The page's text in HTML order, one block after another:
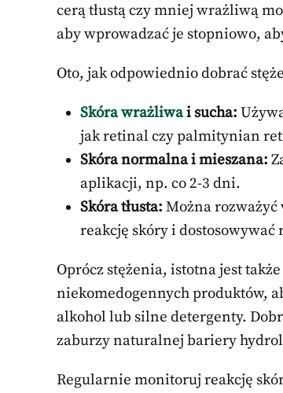
cerą tłustą czy mniej wrażliwą
aby wprowadzać je stopniowo,
Oto, jak odpowiednio dobrać
Skóra wrażliwai sucha:
jak retinal czy palmitynian
Skóra normalna i mieszana:
aplikacji, np. co 2-3 dni.
Skóra tłusta: Można rozważyć
reakcję skóry i
Oprócz stężenia, istotna jest
niekomedogennych produktów,
alkohol lub silne detergenty.
zaburzy naturalnej bariery
Regularnie monitoruj reakcję